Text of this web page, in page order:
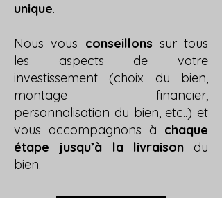
unique.
Nous vous conseillons sur tous
les aspects de votre
investissement (choix du bien,
montage financier,
personnalisation du bien, etc..) et
vous accompagnons à chaque
étape jusqu’à la livraisondu
bien.